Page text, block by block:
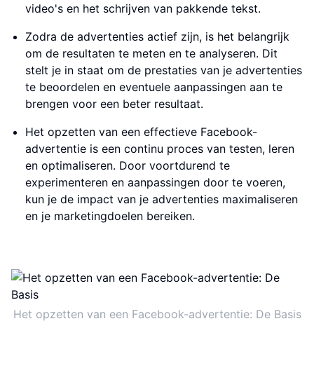
video's en het schrijven van pakkende tekst.
Zodra de advertenties actief zijn, is het belangrijk
om de resultaten te meten en te analyseren. Dit
stelt je in staat om de prestaties van je advertenties
te beoordelen en eventuele aanpassingen aan te
brengen voor een beter resultaat.
Het opzetten van een effectieve Facebook-
advertentie is een continu proces van testen, leren
en optimaliseren. Door voortdurend te
experimenteren en aanpassingen door te voeren,
kun je de impact van je advertenties maximaliseren
en je marketingdoelen bereiken.
Het opzetten van een Facebook-advertentie: De Basis